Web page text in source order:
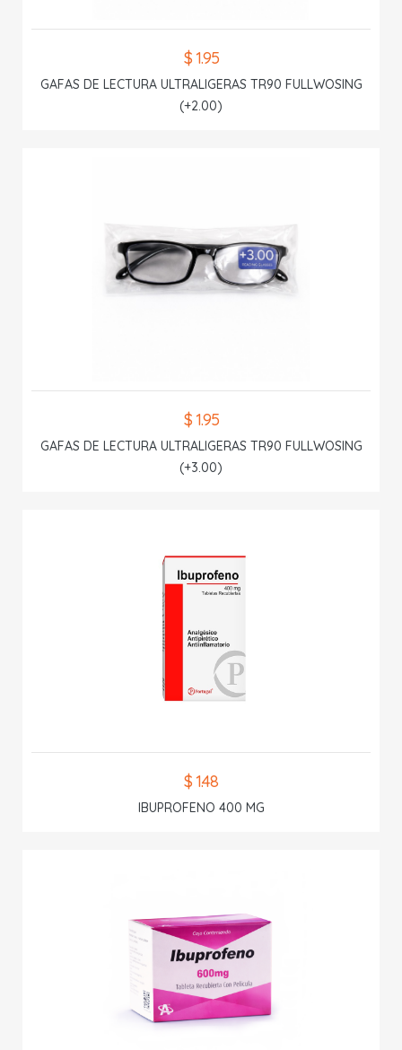
$ 1.95
GAFAS DE LECTURA ULTRALIGERAS TR90 FULLWOSING
(+2.00)
$ 1.95
GAFAS DE LECTURA ULTRALIGERAS TR90 FULLWOSING
(+3.00)
$ 1.48
IBUPROFENO 400 MG